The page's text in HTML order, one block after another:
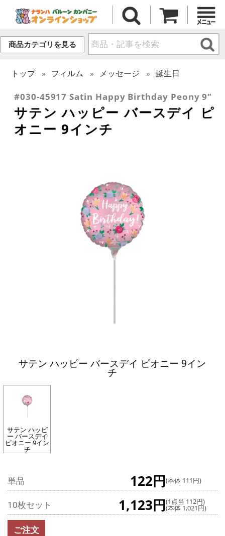
商品カテゴリを見る
トップ フィルム メッセージ 誕生日
#030-45917 Satin Happy Birthday Peony 9"
サテン ハッピー バースデイ ピ
オニー 9インチ
サテン ハッピー バースデイ ピオニー 9イン
チ
サテン ハッピ
ー バースデイ
ピオニー 9イン
チ
単品 122円(本体 111円)
10枚セット 1,123円(1点当 112円)
(本体 1,021円)
ご注文